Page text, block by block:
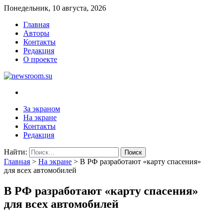
Понедельник, 10 августа, 2026
Главная
Авторы
Контакты
Редакция
О проекте
newsroom.su
Новости о новостях
За экраном
На экране
Контакты
Редакция
Найти:
Главная > На экране > В РФ разработают «карту спасения»
для всех автомобилей
В РФ разработают «карту спасения»
для всех автомобилей